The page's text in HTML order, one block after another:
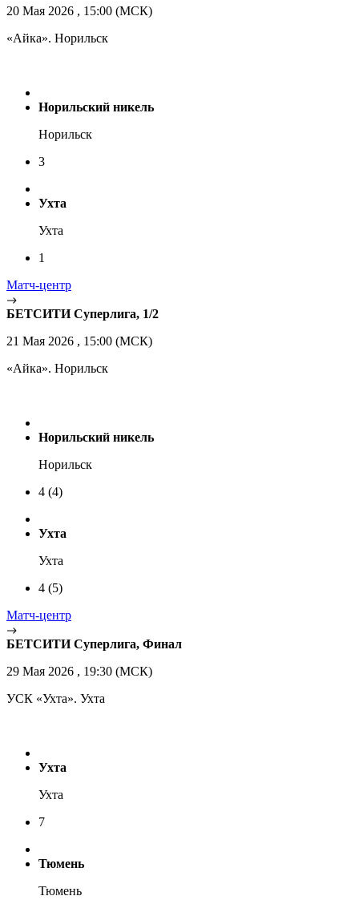
20 Мая 2026 , 15:00 (МСК)
«Айка». Норильск
Норильский никель
Норильск
3
Ухта
Ухта
1
Матч-центр
БЕТСИТИ Суперлига, 1/2
21 Мая 2026 , 15:00 (МСК)
«Айка». Норильск
Норильский никель
Норильск
4 (4)
Ухта
Ухта
4 (5)
Матч-центр
БЕТСИТИ Суперлига, Финал
29 Мая 2026 , 19:30 (МСК)
УСК «Ухта». Ухта
Ухта
Ухта
7
Тюмень
Тюмень